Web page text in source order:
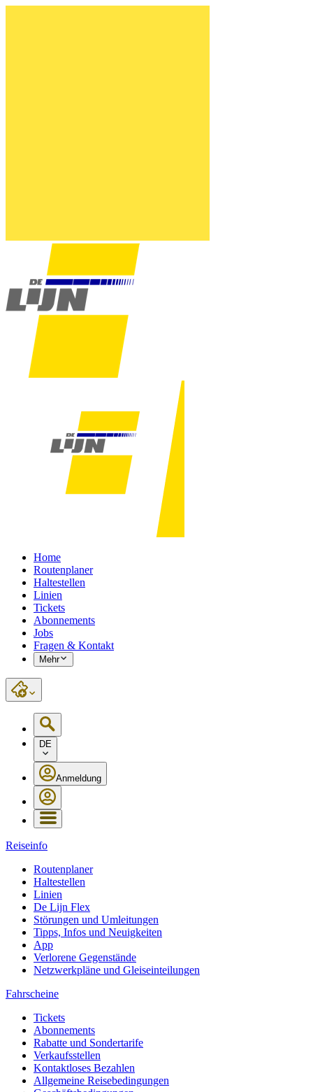
Home
Routenplaner
Haltestellen
Linien
Tickets
Abonnements
Jobs
Fragen & Kontakt
Mehr
DE
Anmeldung
Reiseinfo
Routenplaner
Haltestellen
Linien
De Lijn Flex
Störungen und Umleitungen
Tipps, Infos und Neuigkeiten
App
Verlorene Gegenstände
Netzwerkpläne und Gleiseinteilungen
Fahrscheine
Tickets
Abonnements
Rabatte und Sondertarife
Verkaufsstellen
Kontaktloses Bezahlen
Allgemeine Reisebedingungen